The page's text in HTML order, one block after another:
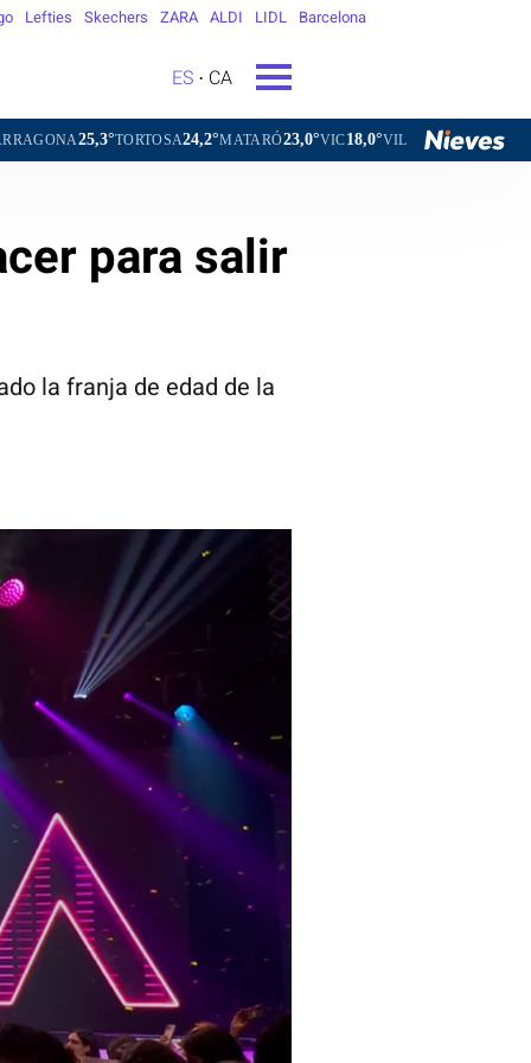
Lefties Skechers ZARA ALDI LIDL Barcelona
ES CA
TORTOSA24,2°MATARÓ23,0°VIC18,0°VILAFRANCA DEL PENEDÈS20,9°
para salir
la franja de edad de la